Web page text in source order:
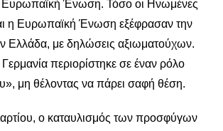
Ευρωπαϊκή Ένωση. Τόσο οι Ηνωμένες
η Ευρωπαϊκή Ένωση εξέφρασαν την
Ελλάδα, με δηλώσεις αξιωματούχων.
περιορίστηκε σε έναν ρόλο
μη θέλοντας να πάρει σαφή θέση.
ο καταυλισμός των προσφύγων